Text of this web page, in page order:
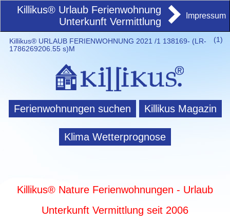
Killikus® Urlaub Ferienwohnung
Unterkunft Vermittlung
Impressum
(1)
Killikus® URLAUB FERIENWOHNUNG 2021 /1 138169- (LR-
1786269206.55 s)M
Ferienwohnungen suchen Killikus Magazin
Klima Wetterprognose
Killikus® Nature Ferienwohnungen - Urlaub
Unterkunft Vermittlung seit 2006